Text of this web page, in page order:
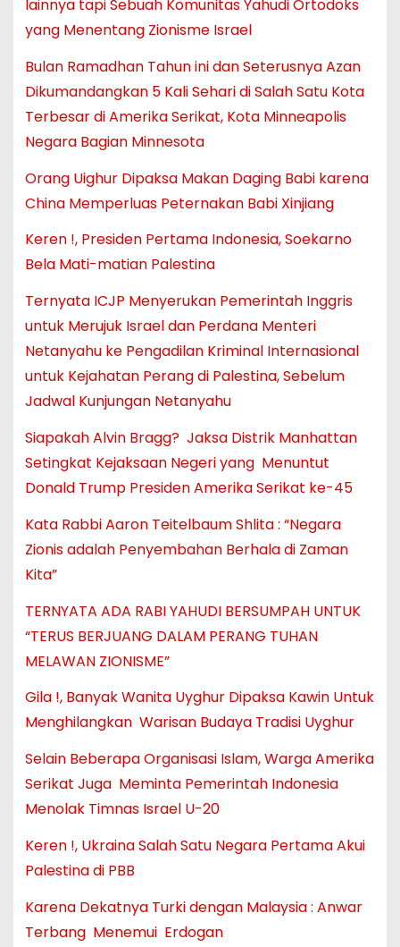
lainnya tapi Sebuah Komunitas Yahudi Ortodoks
yang Menentang Zionisme Israel
Bulan Ramadhan Tahun ini dan Seterusnya Azan
Dikumandangkan 5 Kali Sehari di Salah Satu Kota
Terbesar di Amerika Serikat, Kota Minneapolis
Negara Bagian Minnesota
Orang Uighur Dipaksa Makan Daging Babi karena
China Memperluas Peternakan Babi Xinjiang
Keren !, Presiden Pertama Indonesia, Soekarno
Bela Mati-matian Palestina
Ternyata ICJP Menyerukan Pemerintah Inggris
untuk Merujuk Israel dan Perdana Menteri
Netanyahu ke Pengadilan Kriminal Internasional
untuk Kejahatan Perang di Palestina, Sebelum
Jadwal Kunjungan Netanyahu
Siapakah Alvin Bragg? Jaksa Distrik Manhattan
Setingkat Kejaksaan Negeri yang Menuntut
Donald Trump Presiden Amerika Serikat ke-45
Kata Rabbi Aaron Teitelbaum Shlita : “Negara
Zionis adalah Penyembahan Berhala di Zaman
Kita”
TERNYATA ADA RABI YAHUDI BERSUMPAH UNTUK
“TERUS BERJUANG DALAM PERANG TUHAN
MELAWAN ZIONISME”
Gila !, Banyak Wanita Uyghur Dipaksa Kawin Untuk
Menghilangkan Warisan Budaya Tradisi Uyghur
Selain Beberapa Organisasi Islam, Warga Amerika
Serikat Juga Meminta Pemerintah Indonesia
Menolak Timnas Israel U-20
Keren !, Ukraina Salah Satu Negara Pertama Akui
Palestina di PBB
Karena Dekatnya Turki dengan Malaysia : Anwar
Terbang Menemui Erdogan